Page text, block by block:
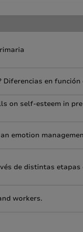
en
on self-esteem in
emotion
de distintas etapas
workers.